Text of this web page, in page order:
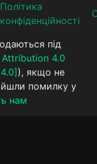
Політика
конфіденційності
під
4.0
), якщо не
помилку у
нам